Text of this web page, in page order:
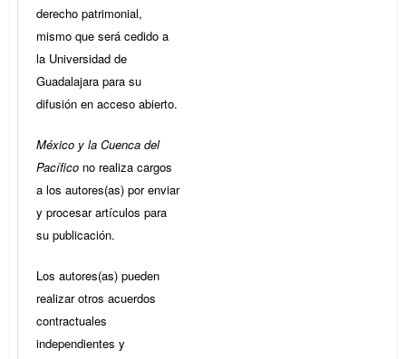
derecho patrimonial,
mismo que será cedido a
la Universidad de
Guadalajara para su
difusión en acceso abierto.
México y la Cuenca del
Pacífico no realiza cargos
a los autores(as) por enviar
y procesar artículos para
su publicación.
Los autores(as) pueden
realizar otros acuerdos
contractuales
independientes y